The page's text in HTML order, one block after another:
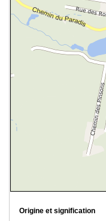
Origine et signification